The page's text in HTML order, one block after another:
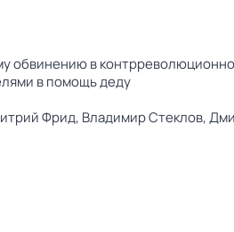
в
в помощь деду
Фрид, Владимир Стеклов,